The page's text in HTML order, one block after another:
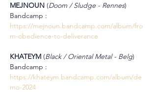
MEJNOUN (Doom / Sludge - Rennes)
Bandcamp :
https://mejnoun.bandcamp.com/album/fro
m-obedience-to-deliverance
KHATEYM (Black / Oriental Metal - Belg)
Bandcamp :
https://khateym.bandcamp.com/album/de
mo-2024